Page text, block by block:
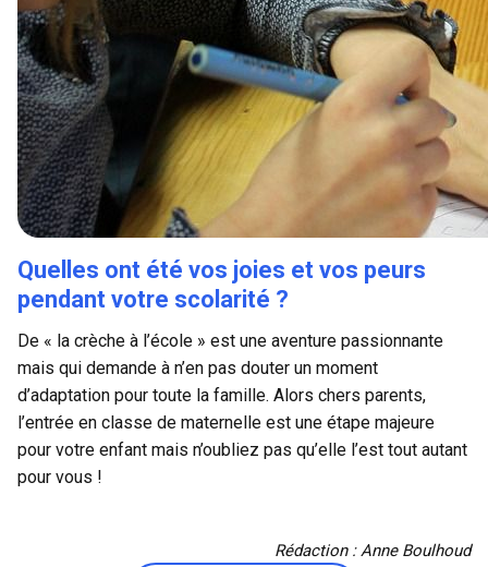
Quelles ont été vos joies et vos peurs
pendant votre scolarité ?
De « la crèche à l’école » est une aventure passionnante
mais qui demande à n’en pas douter un moment
d’adaptation pour toute la famille. Alors chers parents,
l’entrée en classe de maternelle est une étape majeure
pour votre enfant mais n’oubliez pas qu’elle l’est tout autant
pour vous !
Rédaction : Anne Boulhoud